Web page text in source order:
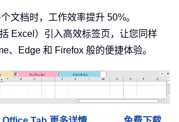
文档时，工作效率提升 50%。
Excel）引入高效标签页，让您同样
、Edge 和 Firefox 般的便捷体验。